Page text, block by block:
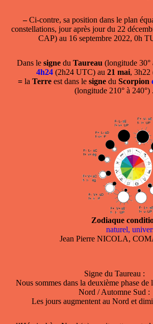
–Ci-contre, sa position dans le plan
constellations, jour après jour du 22
CAP) au 16 septembre 2022, 0h
Dans le signedu Taureau (longitude 30°
4h24 (2h24 UTC) au 21 mai, 3h22
= la Terre est dans le signe du Scorpion
(longitude 210° à 240°) .
Zodiaque
naturel,
Jean Pierre NICOLA,
Signe du Taureau :
Nous sommes dans la deuxième phase de
Nord / Automne Sud :
Les jours augmentent au Nord et